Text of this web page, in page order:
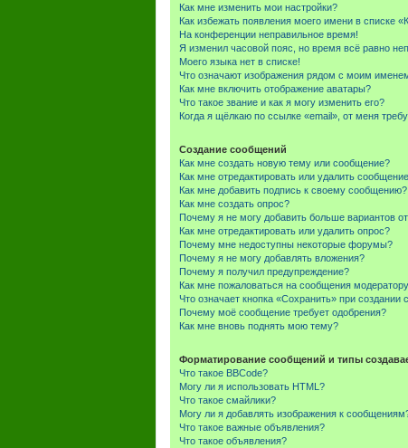
Как мне изменить мои настройки?
Как избежать появления моего имени в списке
На конференции неправильное время!
Я изменил часовой пояс, но время всё равно
Моего языка нет в списке!
Что означают изображения рядом с моим
Как мне включить отображение аватары?
Что такое звание и как я могу изменить его?
Когда я щёлкаю по ссылке «email», от меня
Создание сообщений
Как мне создать новую тему или сообщение?
Как мне отредактировать или удалить
Как мне добавить подпись к своему сообщению?
Как мне создать опрос?
Почему я не могу добавить больше вариантов
Как мне отредактировать или удалить опрос?
Почему мне недоступны некоторые форумы?
Почему я не могу добавлять вложения?
Почему я получил предупреждение?
Как мне пожаловаться на сообщения
Что означает кнопка «Сохранить» при создании
Почему моё сообщение требует одобрения?
Как мне вновь поднять мою тему?
Форматирование сообщений и типы
Что такое BBCode?
Могу ли я использовать HTML?
Что такое смайлики?
Могу ли я добавлять изображения к
Что такое важные объявления?
Что такое объявления?